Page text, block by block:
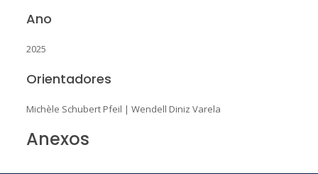
Ano
2025
Orientadores
Michèle Schubert Pfeil | Wendell Diniz Varela
Anexos